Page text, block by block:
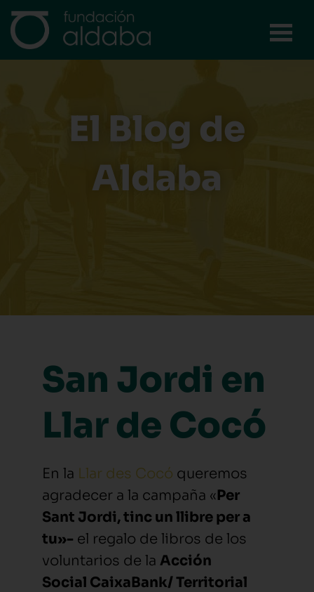
contenido
El Blog de
Aldaba
San Jordi en
Llar de Cocó
En la Llar des Cocó queremos
agradecer a la campaña «Per
Sant Jordi, tinc un llibre per a
tu»- el regalo de libros de los
voluntarios de la Acción
Social CaixaBank/ Territorial